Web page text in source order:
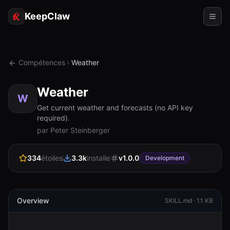
KeepClaw
Accès au jeton
Cas d'usage
Tarifs
RESSOURCES
Documentation
Compétences Weather
W Weather
Get current weather and forecasts (no API key
required).
par Peter Steinberger
334étoiles 3.3kinstalle v1.0.0 Development
Overview SKILL.md · 1.1 KB